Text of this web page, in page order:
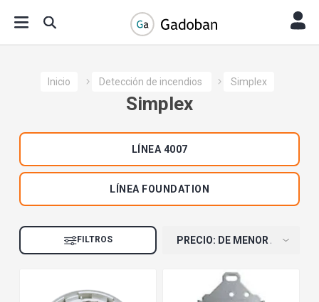
Inicio Detección de incendios Simplex
Simplex
LÍNEA 4007
LÍNEA FOUNDATION
FILTROS